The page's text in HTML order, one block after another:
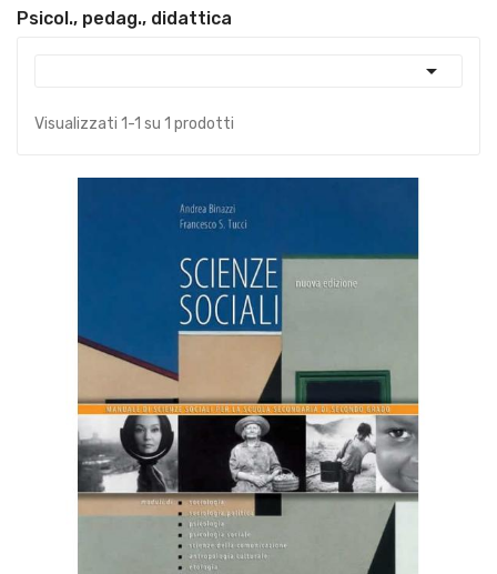
Psicol., pedag., didattica

Visualizzati 1-1 su 1 prodotti